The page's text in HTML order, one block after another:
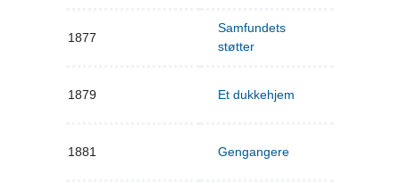
1877
Samfundets
støtter
1879 Et dukkehjem
1881 Gengangere